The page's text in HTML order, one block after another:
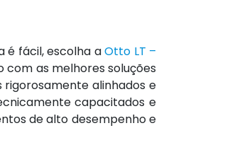
é fácil, escolha aOtto LT –
as melhores soluções
alinhados e
capacitados e
de alto desempenho e